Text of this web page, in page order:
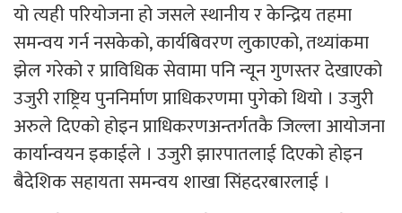
यो त्यही परियोजना हो जसले स्थानीय र केन्द्रिय तहमा
समन्वय गर्न नसकेको, कार्यबिवरण लुकाएको, तथ्यांकमा
झेल गरेको र प्राविधिक सेवामा पनि न्यून गुणस्तर देखाएको
उजुरी राष्ट्रिय पुननिर्माण प्राधिकरणमा पुगेको थियो । उजुरी
अरुले दिएको होइन प्राधिकरणअन्तर्गतकै जिल्ला आयोजना
कार्यान्वयन इकाईले । उजुरी झारपातलाई दिएको होइन
बैदेशिक सहायता समन्वय शाखा सिंहदरबारलाई ।